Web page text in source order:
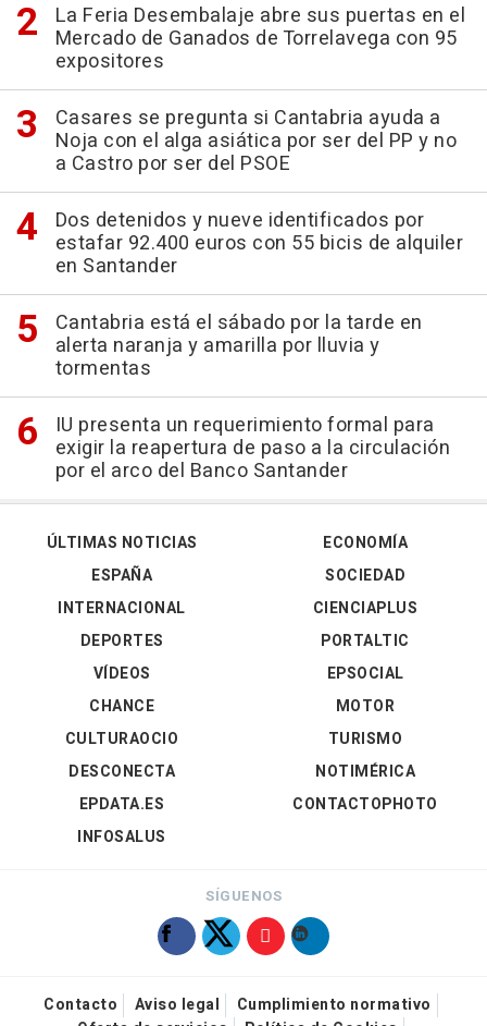
La Feria Desembalaje abre sus puertas en el
Mercado de Ganados de Torrelavega con 95
expositores
Casares se pregunta si Cantabria ayuda a
Noja con el alga asiática por ser del PP y no
a Castro por ser del PSOE
Dos detenidos y nueve identificados por
estafar 92.400 euros con 55 bicis de alquiler
en Santander
Cantabria está el sábado por la tarde en
alerta naranja y amarilla por lluvia y
tormentas
IU presenta un requerimiento formal para
exigir la reapertura de paso a la circulación
por el arco del Banco Santander
ÚLTIMAS NOTICIAS
ESPAÑA
INTERNACIONAL
DEPORTES
VÍDEOS
ECONOMÍA
SOCIEDAD
CIENCIAPLUS
PORTALTIC
EPSOCIAL
CHANCE
CULTURAOCIO
DESCONECTA
EPDATA.ES
INFOSALUS
MOTOR
TURISMO
NOTIMÉRICA
CONTACTOPHOTO
SÍGUENOS
Contacto Aviso legal
Cumplimiento normativo